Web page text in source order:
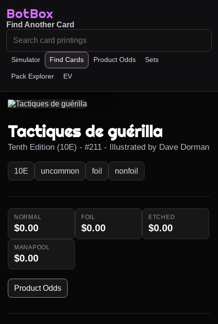
BotBox
Simulator Find Cards Product Odds Sets
Pack Explorer EV
Find Another Card
Tactiques de guérilla
Tenth Edition (10E) - #211 - Illustrated by Dave Dorman
10E uncommon foil nonfoil
NORMAL
$0.00
FOIL
$0.00
ETCHED
$0.00
MANAPOOL
$0.00
Product Odds